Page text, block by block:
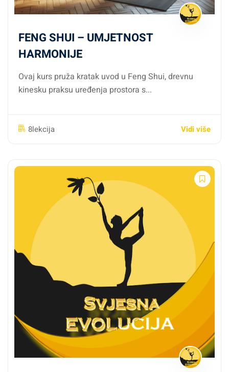
FENG SHUI – UMJETNOST
HARMONIJE
Ovaj kurs pruža kratak uvod u Feng Shui, drevnu
kinesku praksu uređenja prostora s...
8lekcija Vidi više